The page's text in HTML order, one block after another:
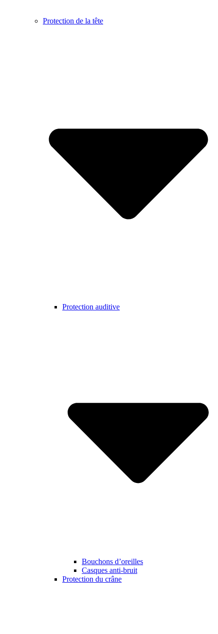
Protection de la tête
Protection auditive
Bouchons d’oreilles
Casques anti-bruit
Protection du crâne